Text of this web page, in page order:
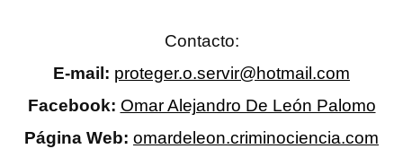
Contacto:
E-mail: proteger.o.servir@hotmail.com
Facebook: Omar Alejandro De León Palomo
Página Web: omardeleon.criminociencia.com